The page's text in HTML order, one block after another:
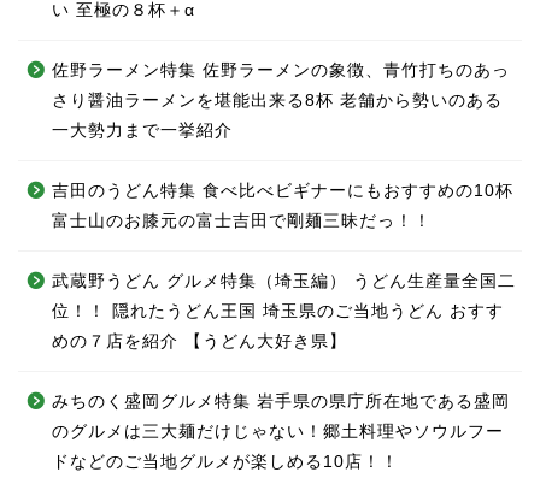
い 至極の８杯＋α
佐野ラーメン特集 佐野ラーメンの象徴、青竹打ちのあっ
さり醤油ラーメンを堪能出来る8杯 老舗から勢いのある
一大勢力まで一挙紹介
吉田のうどん特集 食べ比べビギナーにもおすすめの10杯
富士山のお膝元の富士吉田で剛麺三昧だっ！！
武蔵野うどん グルメ特集（埼玉編） うどん生産量全国二
位！！ 隠れたうどん王国 埼玉県のご当地うどん おすす
めの７店を紹介 【うどん大好き県】
みちのく盛岡グルメ特集 岩手県の県庁所在地である盛岡
のグルメは三大麺だけじゃない！郷土料理やソウルフー
ドなどのご当地グルメが楽しめる10店！！